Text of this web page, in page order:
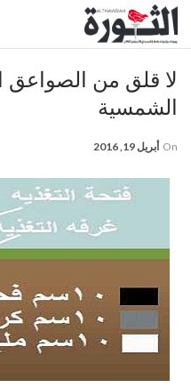
لا قلق من الصواعق
الشمسية
On أبريل 19, 2016